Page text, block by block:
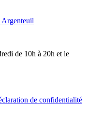
Argenteuil
de 10h à 20h et le
de confidentialité